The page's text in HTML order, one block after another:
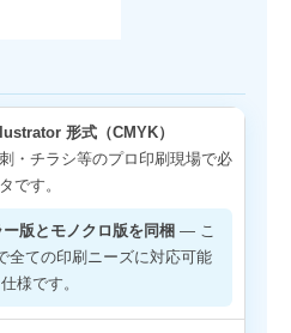
形式（CMYK）
・チラシ等のプロ印刷現場で必
です。
ー版とモノクロ版を同梱 — こ
全ての印刷ニーズに対応可能
様です。